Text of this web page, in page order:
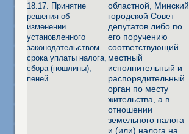
18.17. Принятие
решения об
изменении
установленного
законодательством
срока уплаты налога,
сбора (пошлины),
пеней
областной, Минский
городской Совет
депутатов либо по
его поручению
соответствующий
местный
исполнительный и
распорядительный
орган по месту
жительства, а в
отношении
земельного налога
и (или) налога на